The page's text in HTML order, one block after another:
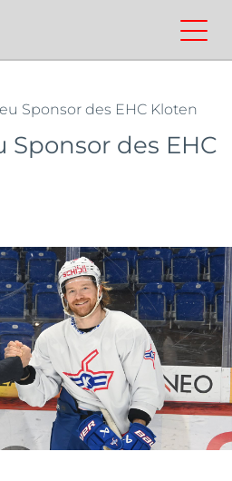
Sponsor des EHC Kloten
des EHC